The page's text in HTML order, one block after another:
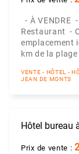
- À VENDRE
Restaurant -
emplacement
km de la
VENTE - HÔTEL -
JEAN DE MONTS
Hôtel bureau
Prix de vente :